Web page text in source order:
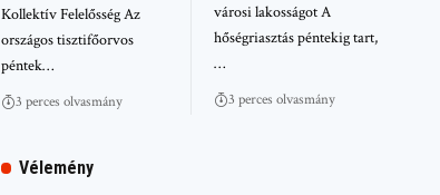
Kollektív Felelősség Az
országos tisztifőorvos
péntek…
3 perces olvasmány
városi lakosságot A
hőségriasztás péntekig tart,
…
3 perces olvasmány
Vélemény